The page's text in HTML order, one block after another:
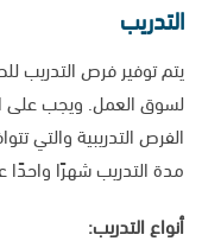
التدريب
يتم توفير فرص التدريب
لسوق العمل. ويجب على
الفرص التدريبية والتي
مدة التدريب شهرًا واحدًا
أنواع التدريب: